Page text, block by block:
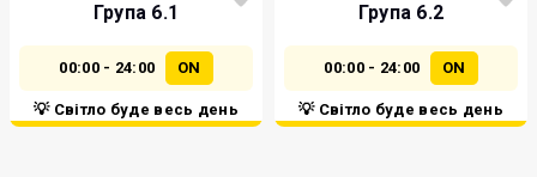
Група 6.1
00:00 - 24:00 ON
💡 Світло буде весь день
Група 6.2
00:00 - 24:00 ON
💡 Світло буде весь день